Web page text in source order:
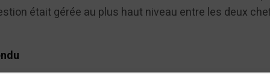
était gérée au plus haut niveau entre les deux